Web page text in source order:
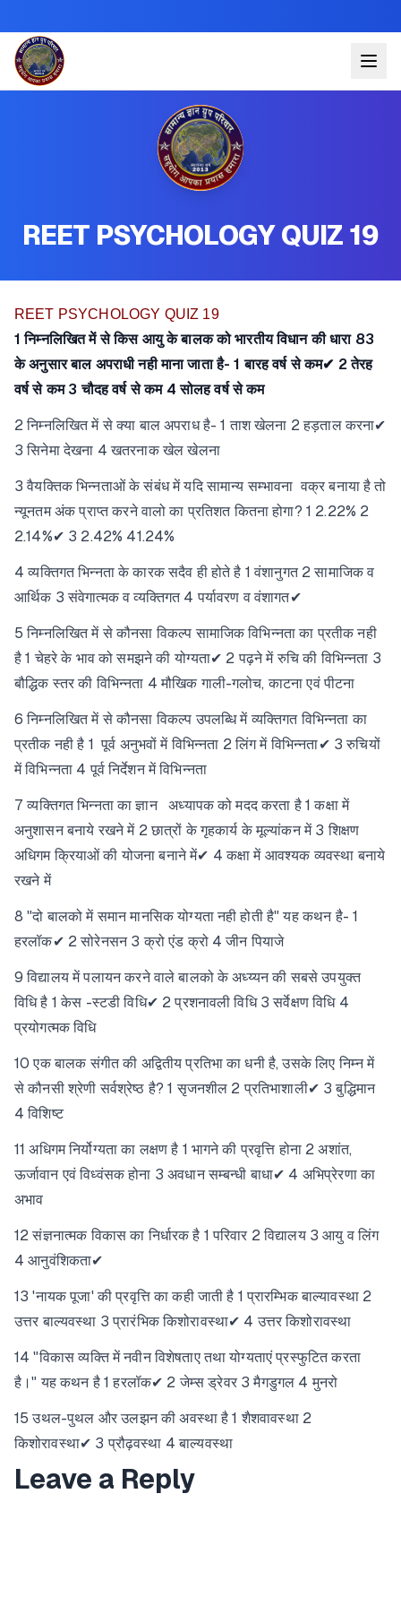
REET PSYCHOLOGY QUIZ 19
REET PSYCHOLOGY QUIZ 19
1 निम्नलिखित में से किस आयु के बालक को भारतीय विधान की धारा 83
के अनुसार बाल अपराधी नही माना जाता है- 1 बारह वर्ष से कम✔ 2 तेरह
वर्ष से कम 3 चौदह वर्ष से कम 4 सोलह वर्ष से कम
2 निम्नलिखित में से क्या बाल अपराध है- 1 ताश खेलना 2 हड़ताल करना✔
3 सिनेमा देखना 4 खतरनाक खेल खेलना
3 वैयक्तिक भिन्नताओं के संबंध में यदि सामान्य सम्भावना वक्र बनाया है तो
न्यूनतम अंक प्राप्त करने वालो का प्रतिशत कितना होगा? 1 2.22% 2
2.14%✔ 3 2.42% 41.24%
4 व्यक्तिगत भिन्नता के कारक सदैव ही होते है 1 वंशानुगत 2 सामाजिक व
आर्थिक 3 संवेगात्मक व व्यक्तिगत 4 पर्यावरण व वंशागत✔
5 निम्नलिखित में से कौनसा विकल्प सामाजिक विभिन्नता का प्रतीक नही
है 1 चेहरे के भाव को समझने की योग्यता✔ 2 पढ़ने में रुचि की विभिन्नता 3
बौद्धिक स्तर की विभिन्नता 4 मौखिक गाली-गलोच, काटना एवं पीटना
6 निम्नलिखित में से कौनसा विकल्प उपलब्धि में व्यक्तिगत विभिन्नता का
प्रतीक नही है 1 पूर्व अनुभवों में विभिन्नता 2 लिंग में विभिन्नता✔ 3 रुचियों
में विभिन्नता 4 पूर्व निर्देशन में विभिन्नता
7 व्यक्तिगत भिन्नता का ज्ञान अध्यापक को मदद करता है 1 कक्षा में
अनुशासन बनाये रखने में 2 छात्रों के गृहकार्य के मूल्यांकन में 3 शिक्षण
अधिगम क्रियाओं की योजना बनाने में✔ 4 कक्षा में आवश्यक व्यवस्था बनाये
रखने में
8 "दो बालको में समान मानसिक योग्यता नही होती है" यह कथन है- 1
हरलॉक✔ 2 सोरेनसन 3 क्रो एंड क्रो 4 जीन पियाजे
9 विद्यालय में पलायन करने वाले बालको के अध्य्यन की सबसे उपयुक्त
विधि है 1 केस -स्टडी विधि✔ 2 प्रशनावली विधि 3 सर्वेक्षण विधि 4
प्रयोगत्मक विधि
10 एक बालक संगीत की अद्वितीय प्रतिभा का धनी है, उसके लिए निम्न में
से कौनसी श्रेणी सर्वश्रेष्ठ है? 1 सृजनशील 2 प्रतिभाशाली✔ 3 बुद्धिमान
4 विशिष्ट
11 अधिगम निर्योग्यता का लक्षण है 1 भागने की प्रवृत्ति होना 2 अशांत,
ऊर्जावान एवं विध्वंसक होना 3 अवधान सम्बन्धी बाधा✔ 4 अभिप्रेरणा का
अभाव
12 संज्ञनात्मक विकास का निर्धारक है 1 परिवार 2 विद्यालय 3 आयु व लिंग
4 आनुवंशिकता✔
13 'नायक पूजा' की प्रवृत्ति का कही जाती है 1 प्रारम्भिक बाल्यावस्था 2
उत्तर बाल्यवस्था 3 प्रारंभिक किशोरावस्था✔ 4 उत्तर किशोरावस्था
14 "विकास व्यक्ति में नवीन विशेषताए तथा योग्यताएं प्रस्फुटित करता
है।" यह कथन है 1 हरलॉक✔ 2 जेम्स ड्रेवर 3 मैगडुगल 4 मुनरो
15 उथल-पुथल और उलझन की अवस्था है 1 शैशवावस्था 2
किशोरावस्था✔ 3 प्रौढ़वस्था 4 बाल्यवस्था
Leave a Reply